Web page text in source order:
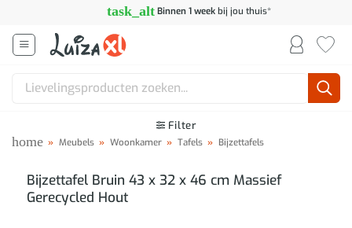
inhoud
task_alt Binnen 1 weekbij jou thuis*
Zoeken
Filter
home » Meubels » Woonkamer » Tafels » Bijzettafels
Bijzettafel Bruin 43 x 32 x 46 cm Massief
Gerecycled Hout